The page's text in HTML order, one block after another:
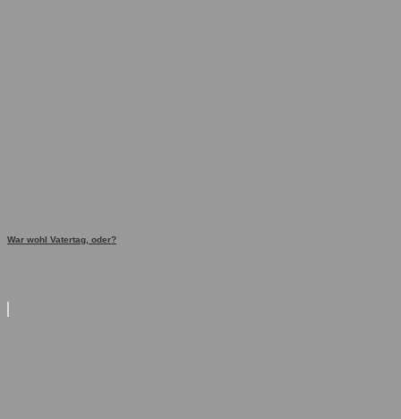
War wohl Vatertag, oder?